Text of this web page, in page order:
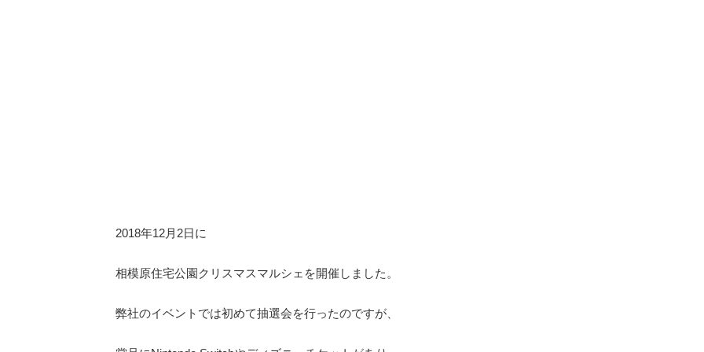
2018年12月2日に
相模原住宅公園クリスマスマルシェを開催しました。
弊社のイベントでは初めて抽選会を行ったのですが、